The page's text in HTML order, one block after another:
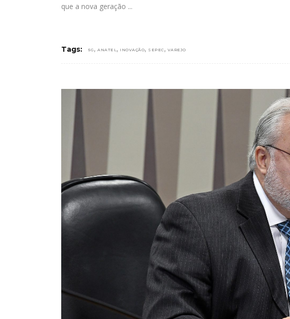
que a nova geração
Tags: 5G , ANATEL , INOVAÇÃO, SEPEC , VAREJO